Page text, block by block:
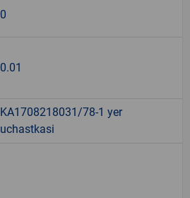
0
0.01
KA1708218031/78-1 yer
uchastkasi